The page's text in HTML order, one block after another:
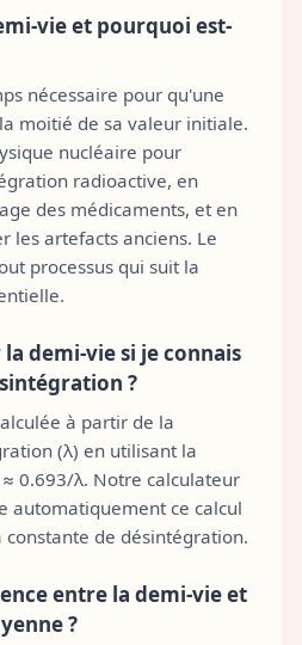
vie et pourquoi est-
nécessaire pour qu'une
moitié de sa valeur initiale.
nucléaire pour
radioactive, en
des médicaments, et en
les artefacts anciens. Le
processus qui suit la
demi-vie si je connais
?
à partir de la
(λ) en utilisant la
0.693/λ. Notre calculateur
automatiquement ce calcul
constante de désintégration.
entre la demi-vie et
?